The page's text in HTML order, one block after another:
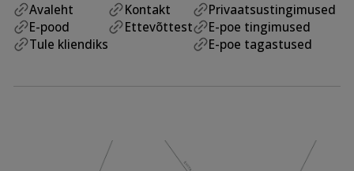
Avaleht
E-pood
Tule kliendiks
Kontakt
Ettevõttest
Privaatsustingimused
E-poe tingimused
E-poe tagastused